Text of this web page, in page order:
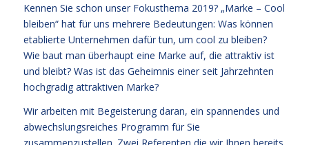
Kennen Sie schon unser Fokusthema 2019? „Marke – Cool
bleiben“ hat für uns mehrere Bedeutungen: Was können
etablierte Unternehmen dafür tun, um cool zu bleiben?
Wie baut man überhaupt eine Marke auf, die attraktiv ist
und bleibt? Was ist das Geheimnis einer seit Jahrzehnten
hochgradig attraktiven Marke?
Wir arbeiten mit Begeisterung daran, ein spannendes und
abwechslungsreiches Programm für Sie